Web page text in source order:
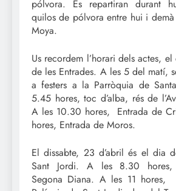
pólvora. Es repartiran durant
quilos de pólvora entre hui i
Moya.
Us recordem l’horari dels actes,
de les Entrades. A les 5 del matí,
a festers a la Parròquia de
5.45 hores, toc d’alba, rés de
A les 10.30 hores, Entrada de
hores, Entrada de Moros.
El dissabte, 23 d’abril és el dia
Sant Jordi. A les 8.30 hores,
Segona Diana. A les 11 hores,